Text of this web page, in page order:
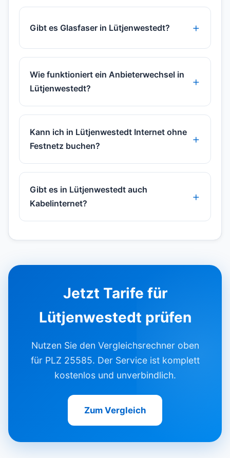
Gibt es Glasfaser in Lütjenwestedt?
Wie funktioniert ein Anbieterwechsel in
Lütjenwestedt?
Kann ich in Lütjenwestedt Internet ohne
Festnetz buchen?
Gibt es in Lütjenwestedt auch
Kabelinternet?
Jetzt Tarife für
Lütjenwestedt prüfen
Nutzen Sie den Vergleichsrechner oben
für PLZ 25585. Der Service ist komplett
kostenlos und unverbindlich.
Zum Vergleich